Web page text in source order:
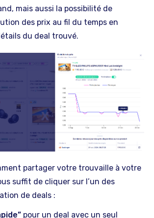
mais aussi la possibilité de
des prix au fil du temps en
du deal trouvé.
partager votre trouvaille à votre
suffit de cliquer sur l’un des
de deals :
pour un deal avec un seul